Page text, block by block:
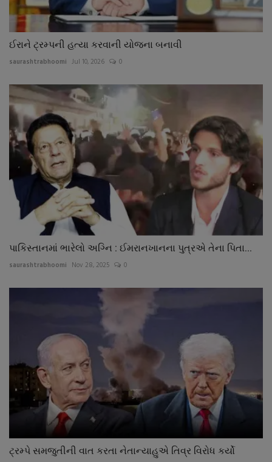
ઈરાને ટ્રમ્પની હત્યા કરવાની યોજના બનાવી
saurashtrabhoomi Jul 10, 2026 0
પાકિસ્તાનમાં ભારેલો અગ્નિ : ઈમરાનખાનના પુત્રએ તેના પિતા...
saurashtrabhoomi Nov 28, 2025 0
ટ્રમ્પે સમજુતીની વાત કરતા નેતાન્યાહુએ તિવ્ર વિરોધ કર્યો